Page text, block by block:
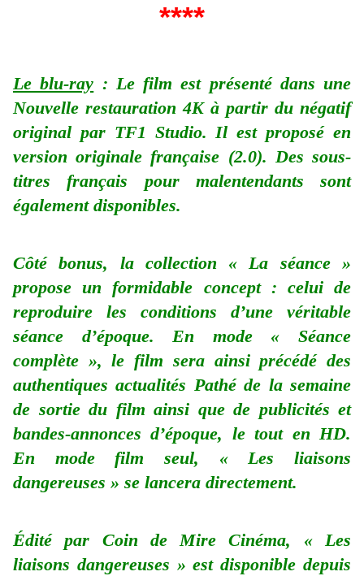
****
Le blu-ray : Le film est présenté dans une
Nouvelle restauration 4K à partir du négatif
original par TF1 Studio. Il est proposé en
version originale française (2.0). Des sous-
titres français pour malentendants sont
également disponibles.
Côté bonus, la collection « La séance »
propose un formidable concept : celui de
reproduire les conditions d’une véritable
séance d’époque. En mode « Séance
complète », le film sera ainsi précédé des
authentiques actualités Pathé de la semaine
de sortie du film ainsi que de publicités et
bandes-annonces d’époque, le tout en HD.
En mode film seul, « Les liaisons
dangereuses » se lancera directement.
Édité par Coin de Mire Cinéma, « Les
liaisons dangereuses » est disponible depuis